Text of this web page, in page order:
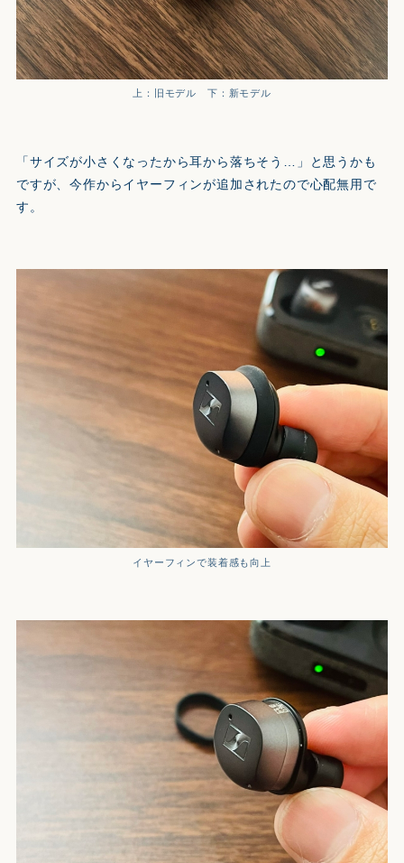
上：旧モデル 下：新モデル
「サイズが小さくなったから耳から落ちそう…」と思うかも
ですが、今作からイヤーフィンが追加されたので心配無用で
す。
イヤーフィンで装着感も向上